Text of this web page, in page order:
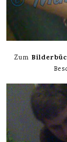
Zum